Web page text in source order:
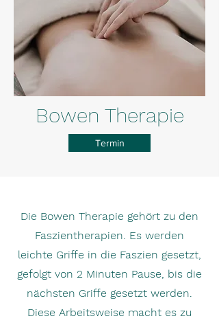
Bowen Therapie
Termin
Die Bowen Therapie gehört zu den
Faszientherapien. Es werden
leichte Griffe in die Faszien gesetzt,
gefolgt von 2 Minuten Pause, bis die
nächsten Griffe gesetzt werden.
Diese Arbeitsweise macht es zu